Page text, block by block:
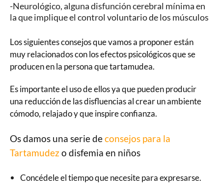
-Neurológico, alguna disfunción cerebral mínima en
la que implique el control voluntario de los músculos
Los siguientes consejos que vamos a proponer están
muy relacionados con los efectos psicológicos que se
producen en la persona que tartamudea.
Es importante el uso de ellos ya que pueden producir
una reducción de las disfluencias al crear un ambiente
cómodo, relajado y que inspire confianza.
Os damos una serie deconsejos para la
Tartamudezo disfemia en niños
Concédele el tiempo que necesite para expresarse.